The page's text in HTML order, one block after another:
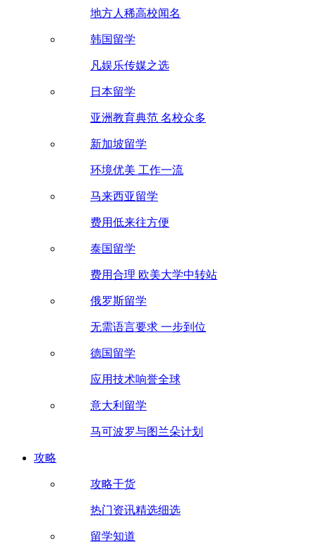
地方人稀高校闻名
韩国留学
凡娱乐传媒之选
日本留学
亚洲教育典范 名校众多
新加坡留学
环境优美 工作一流
马来西亚留学
费用低来往方便
泰国留学
费用合理 欧美大学中转站
俄罗斯留学
无需语言要求 一步到位
德国留学
应用技术响誉全球
意大利留学
马可波罗与图兰朵计划
攻略
攻略干货
热门资讯精选细选
留学知道